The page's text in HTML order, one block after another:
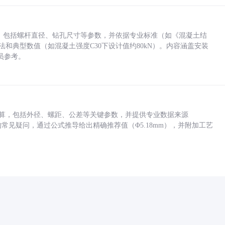
括螺杆直径、钻孔尺寸等参数，并依据专业标准（如《混凝土结
和典型数值（如混凝土强度C30下设计值约80kN）。内容涵盖安装
考。
，包括外径、螺距、公差等关键参数，并提供专业数据来源
见疑问，通过公式推导给出精确推荐值（Φ5.18mm），并附加工艺